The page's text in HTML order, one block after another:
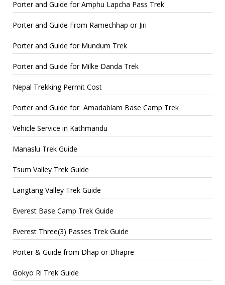
Porter and Guide for Amphu Lapcha Pass Trek
Porter and Guide From Ramechhap or Jiri
Porter and Guide for Mundum Trek
Porter and Guide for Milke Danda Trek
Nepal Trekking Permit Cost
Porter and Guide for Amadablam Base Camp Trek
Vehicle Service in Kathmandu
Manaslu Trek Guide
Tsum Valley Trek Guide
Langtang Valley Trek Guide
Everest Base Camp Trek Guide
Everest Three(3) Passes Trek Guide
Porter & Guide from Dhap or Dhapre
Gokyo Ri Trek Guide